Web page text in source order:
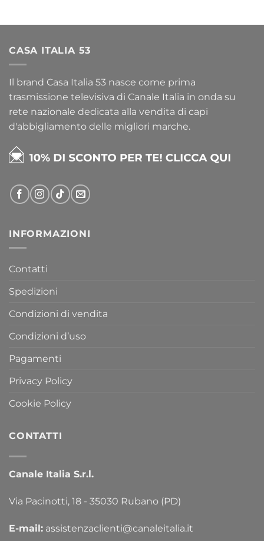
CASA ITALIA 53
Il brand Casa Italia 53 nasce come prima
trasmissione televisiva di Canale Italia in onda su
rete nazionale dedicata alla vendita di capi
d'abbigliamento delle migliori marche.
INFORMAZIONI
Contatti
Spedizioni
Condizioni di vendita
Condizioni d’uso
Pagamenti
Privacy Policy
Cookie Policy
CONTATTI
Canale Italia S.r.l.
Via Pacinotti, 18 - 35030 Rubano (PD)
E-mail: assistenzaclienti@canaleitalia.it